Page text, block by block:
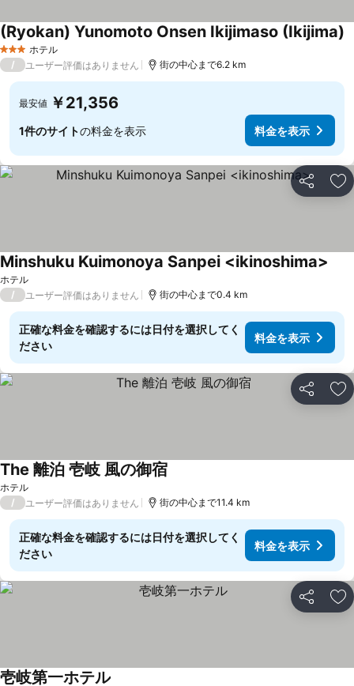
3 ホテルのランク
ホテル
(Ryokan) Yunomoto Onsen Ikijimaso (Ikijima)
/ ユーザー評価はありません 街の中心まで6.2 km
最安値 ￥21,356
1件のサイトの料金を表示 料金を表示
シェア お
ホテル
Minshuku Kuimonoya Sanpei <ikinoshima>
/ ユーザー評価はありません 街の中心まで0.4 km
正確な料金を確認するには日付を選択してく
ださい
料金を表示
シェア お
ホテル
The 離泊 壱岐 風の御宿
/ ユーザー評価はありません 街の中心まで11.4 km
正確な料金を確認するには日付を選択してく
ださい
料金を表示
シェア お
壱岐第一ホテル